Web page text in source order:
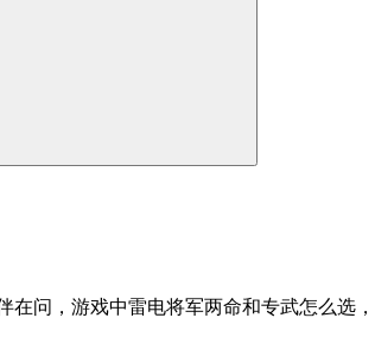
问，游戏中雷电将军两命和专武怎么选